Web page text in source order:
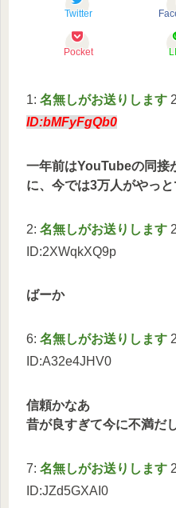
Twitter
Pocket
1: 名無しがお送りします
ID:bMFyFgQb0
一年前はYouTubeの同接
に、今では3万人がやっ
2: 名無しがお送りします
ID:2XWqkXQ9p
ばーか
6: 名無しがお送りします
ID:A32e4JHV0
信頼かなあ
昔が良すぎて今に不満だ
7: 名無しがお送りします
ID:JZd5GXAI0